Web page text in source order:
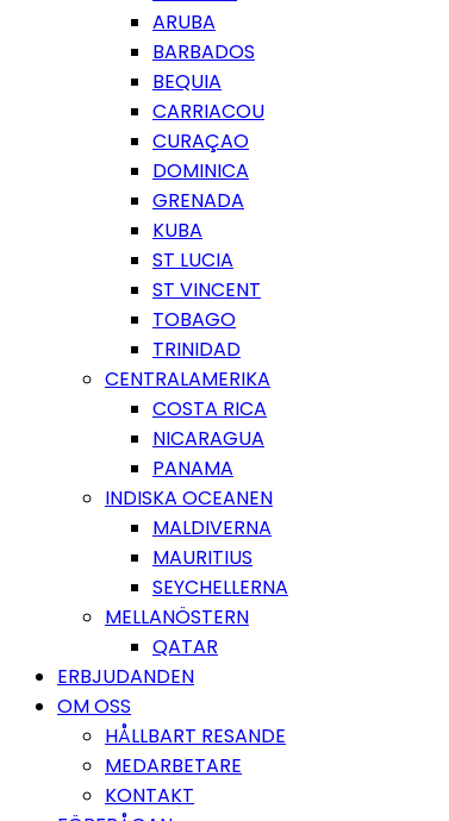
ARUBA
BARBADOS
BEQUIA
CARRIACOU
CURAÇAO
DOMINICA
GRENADA
KUBA
ST LUCIA
ST VINCENT
TOBAGO
TRINIDAD
CENTRALAMERIKA
COSTA RICA
NICARAGUA
PANAMA
INDISKA OCEANEN
MALDIVERNA
MAURITIUS
SEYCHELLERNA
MELLANÖSTERN
QATAR
ERBJUDANDEN
OM OSS
HÅLLBART RESANDE
MEDARBETARE
KONTAKT